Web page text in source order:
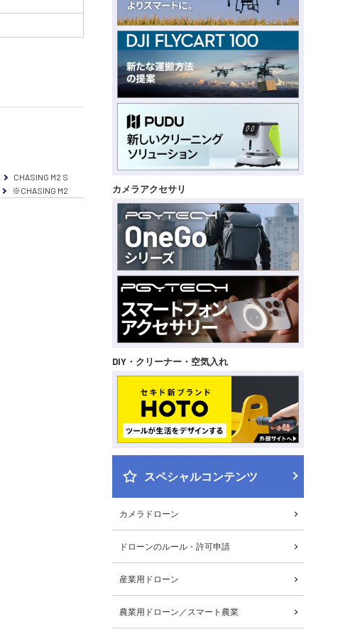
カメラアクセサリ
DIY・クリーナー・空気入れ
スペシャルコンテンツ
カメラドローン
ドローンのルール・許可申請
産業用ドローン
農業用ドローン／スマート農業
CHASING M2 S
※CHASING M2